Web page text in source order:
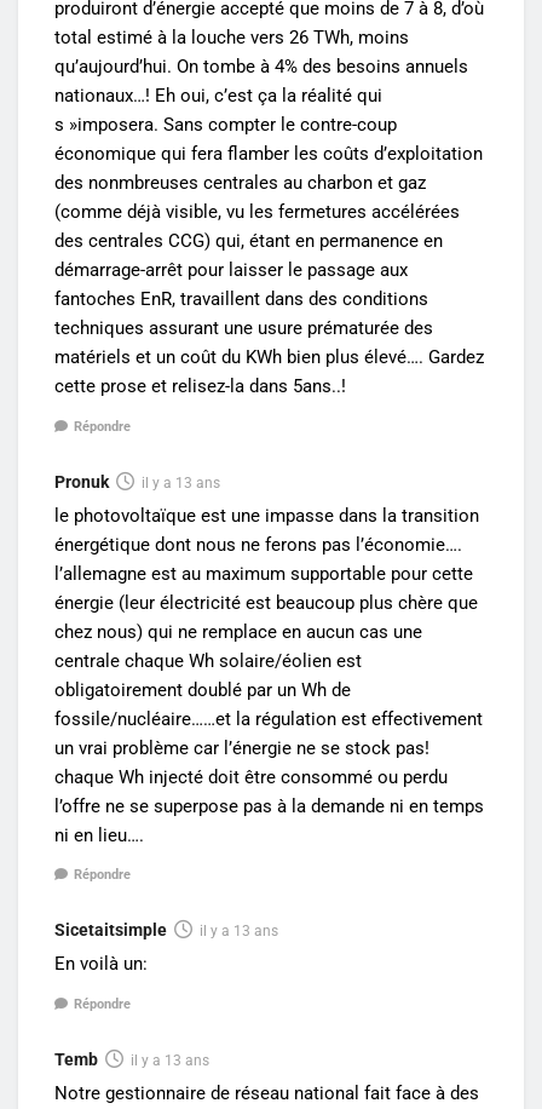
produiront d’énergie accepté que moins de 7 à 8, d’où
total estimé à la louche vers 26 TWh, moins
qu’aujourd’hui. On tombe à 4% des besoins annuels
nationaux…! Eh oui, c’est ça la réalité qui
s »imposera. Sans compter le contre-coup
économique qui fera flamber les coûts d’exploitation
des nonmbreuses centrales au charbon et gaz
(comme déjà visible, vu les fermetures accélérées
des centrales CCG) qui, étant en permanence en
démarrage-arrêt pour laisser le passage aux
fantoches EnR, travaillent dans des conditions
techniques assurant une usure prématurée des
matériels et un coût du KWh bien plus élevé…. Gardez
cette prose et relisez-la dans 5ans..!
Répondre
Pronuk il y a 13 ans
le photovoltaïque est une impasse dans la transition
énergétique dont nous ne ferons pas l’économie….
l’allemagne est au maximum supportable pour cette
énergie (leur électricité est beaucoup plus chère que
chez nous) qui ne remplace en aucun cas une
centrale chaque Wh solaire/éolien est
obligatoirement doublé par un Wh de
fossile/nucléaire……et la régulation est effectivement
un vrai problème car l’énergie ne se stock pas!
chaque Wh injecté doit être consommé ou perdu
l’offre ne se superpose pas à la demande ni en temps
ni en lieu….
Répondre
Sicetaitsimple il y a 13 ans
En voilà un:
Répondre
Temb il y a 13 ans
Notre gestionnaire de réseau national fait face à des